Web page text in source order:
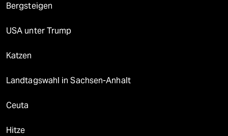
Bergsteigen
USA unter Trump
Katzen
Landtagswahl in Sachsen-Anhalt
Ceuta
Hitze